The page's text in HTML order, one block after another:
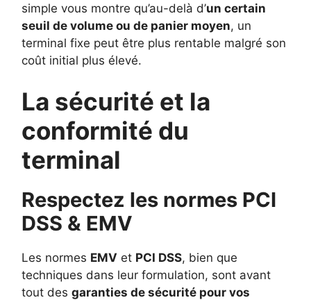
simple vous montre qu’au-delà d’un certain
seuil de volume ou de panier moyen, un
terminal fixe peut être plus rentable malgré son
coût initial plus élevé.
La sécurité et la
conformité du
terminal
Respectez les normes PCI
DSS & EMV
Les normes EMV et PCI DSS, bien que
techniques dans leur formulation, sont avant
tout des garanties de sécurité pour vos